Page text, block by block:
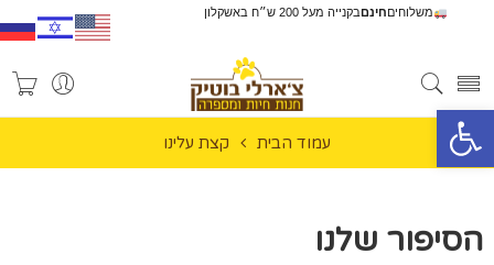
פתח סרגל נגישות
משלוחיםחינםבקנייה מעל 200 ש״ח באשקלון
עמוד הבית קצת עלינו
הסיפור שלנו